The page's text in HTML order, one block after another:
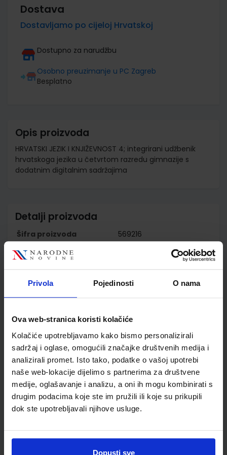
Privola Pojedinosti O nama
Ova web-stranica koristi kolačiće
Kolačiće upotrebljavamo kako bismo personalizirali
sadržaj i oglase, omogućili značajke društvenih medija i
analizirali promet. Isto tako, podatke o vašoj upotrebi
naše web-lokacije dijelimo s partnerima za društvene
medije, oglašavanje i analizu, a oni ih mogu kombinirati s
drugim podacima koje ste im pružili ili koje su prikupili
dok ste upotrebljavali njihove usluge.
Dopusti sve
Dostava
Dostavljamo po cijeloj Hrvatskoj
Dostupno za narudžbu
Osobno preuzimanje u PC Zagreb
Besplatno
Opis proizvoda
HRVATSKI JEZIK I KNJIŽEVNOST 4; integrirani udžbenik
hrvatskoga jezika u četvrtom razredu gimnazije s
dodatnim digitalnim sadržajima
Detalji proizvoda
Šifra proizvoda
569216
Nakladnik
ŠKOLSKA KNJIGA d.d.
Marko Gligorić
Školski razred
Nastavni predmet
HRVATSKI JEZIK
Reg br min
7632